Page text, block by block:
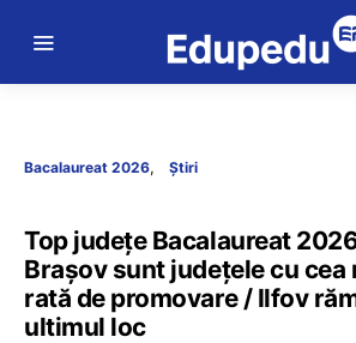
Bacalaureat 2026 Știri
Top județe Bacalaureat
Brașov sunt județele cu cea
rată de promovare / Ilfov
ultimul loc